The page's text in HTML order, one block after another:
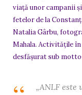
viață unor campanii
fetelor de la
Natalia Gârbu,
Mahala. Activitățile
desfășurat sub
„ANLF